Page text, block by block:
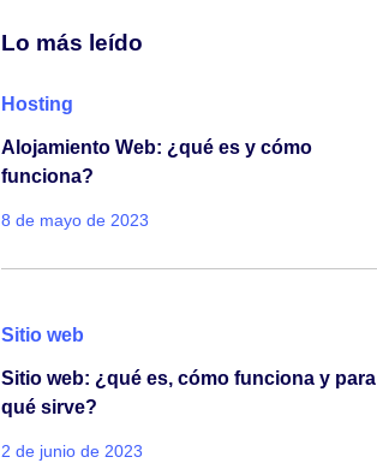
Lo más leído
Hosting
Alojamiento Web: ¿qué es y cómo
funciona?
8 de mayo de 2023
Sitio web
Sitio web: ¿qué es, cómo funciona y para
qué sirve?
2 de junio de 2023